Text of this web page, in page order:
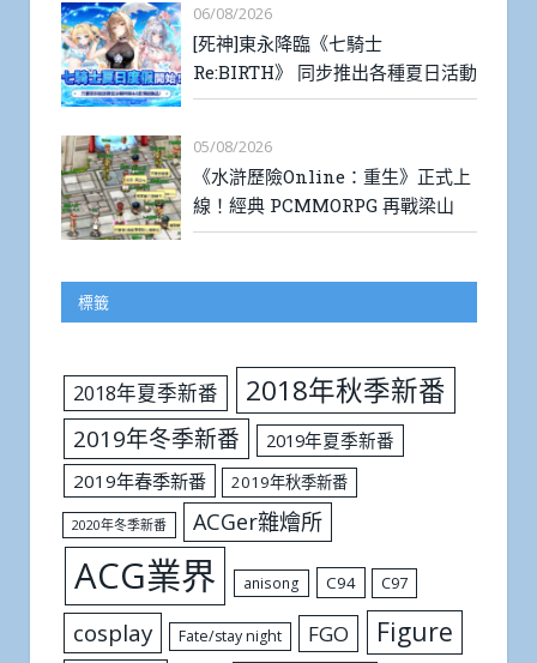
06/08/2026
[死神]東永降臨《七騎士
Re:BIRTH》 同步推出各種夏日活動
05/08/2026
《水滸歷險Online：重生》正式上
線！經典 PCMMORPG 再戰梁山
標籤
2018年夏季新番 2018年秋季新番
2019年冬季新番
2019年夏季新番
2019年春季新番
2019年秋季新番
2020年冬季新番 ACGer雜燴所
ACG業界 anisong C94 C97
cosplay Fate/stay night FGO Figure